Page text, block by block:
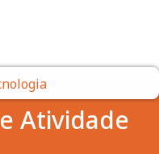
Atividade